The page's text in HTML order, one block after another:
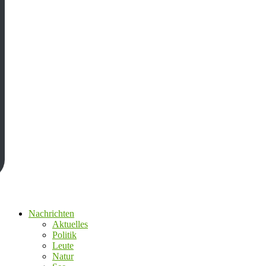
Nachrichten
Aktuelles
Politik
Leute
Natur